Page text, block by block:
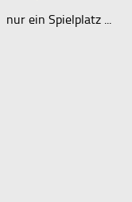
nur ein Spielplatz ...